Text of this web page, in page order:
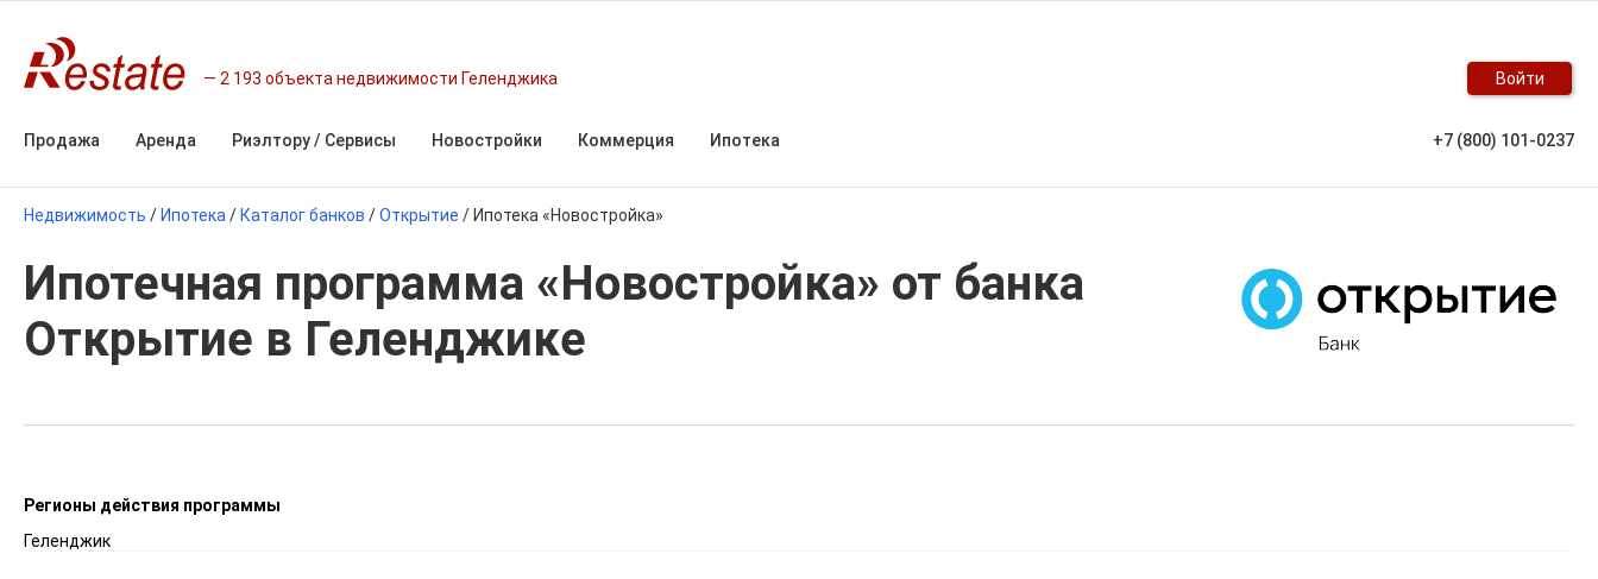
2 193 объекта недвижимости Геленджика Войти
Продажа Аренда Риэлтору / Сервисы Новостройки Коммерция Ипотека +7 (800) 101-0237
Недвижимость / Ипотека / Каталог банков /Открытие / Ипотека «Новостройка»
Ипотечная программа «Новостройка» от банка
Открытие в Геленджике
Регионы действия программы
Геленджик